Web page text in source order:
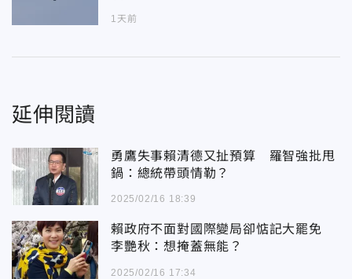
1天前
延伸閱讀
勇鷹失事賴清德又扯預算 羅智強批甩
鍋：總統帶頭情勒？
2025/02/16 18:39
賴政府不面對國際變局卻惦記大罷免
李艷秋：想掩蓋無能？
2025/02/16 17:34